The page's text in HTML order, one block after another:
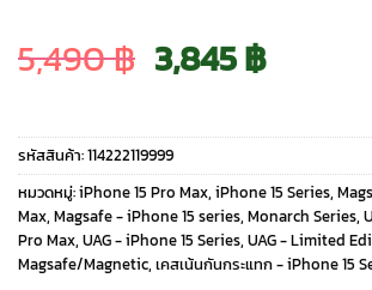
5,490฿ Original
price
was:
5,490 ฿.
3,845฿Current
price
is:
3,845
รหัสสินค้า:114222119999
หมวดหมู่:iPhone 15 Pro Max, iPhone 15 Series,
Max, Magsafe - iPhone 15 series, Monarch Series,
Pro Max, UAG - iPhone 15 Series, UAG - Limited
Magsafe/Magnetic, เคสเน้นกันกระแทก - iPhone 15